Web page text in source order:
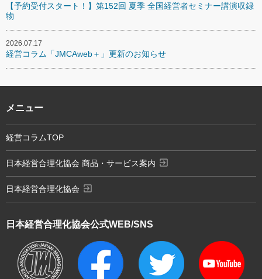
【予約受付スタート！】第152回 夏季 全国経営者セミナー講演収録
物
2026.07.17
経営コラム「JMCAweb＋」更新のお知らせ
日本経営合理化協会公式WEB/SNS
メニュー
経営コラムTOP
日本経営合理化協会 商品・サービス案内 exit_to_app
日本経営合理化協会 exit_to_app